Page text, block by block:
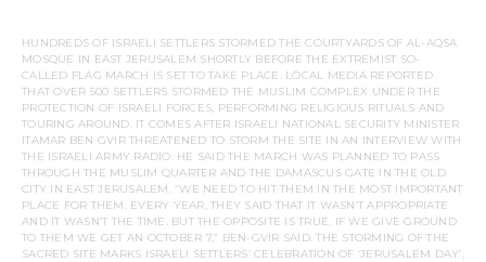
HUNDREDS OF ISRAELI SETTLERS STORMED THE COURTYARDS OF AL-AQSA
MOSQUE IN EAST JERUSALEM SHORTLY BEFORE THE EXTREMIST SO-
CALLED FLAG MARCH IS SET TO TAKE PLACE. LOCAL MEDIA REPORTED
THAT OVER 500 SETTLERS STORMED THE MUSLIM COMPLEX UNDER THE
PROTECTION OF ISRAELI FORCES, PERFORMING RELIGIOUS RITUALS AND
TOURING AROUND. IT COMES AFTER ISRAELI NATIONAL SECURITY MINISTER
ITAMAR BEN GVIR THREATENED TO STORM THE SITE IN AN INTERVIEW WITH
THE ISRAELI ARMY RADIO. HE SAID THE MARCH WAS PLANNED TO PASS
THROUGH THE MUSLIM QUARTER AND THE DAMASCUS GATE IN THE OLD
CITY IN EAST JERUSALEM. “WE NEED TO HIT THEM IN THE MOST IMPORTANT
PLACE FOR THEM. EVERY YEAR, THEY SAID THAT IT WASN’T APPROPRIATE
AND IT WASN’T THE TIME. BUT THE OPPOSITE IS TRUE. IF WE GIVE GROUND
TO THEM WE GET AN OCTOBER 7,” BEN-GVIR SAID. THE STORMING OF THE
SACRED SITE MARKS ISRAELI SETTLERS’ CELEBRATION OF ‘JERUSALEM DAY’,